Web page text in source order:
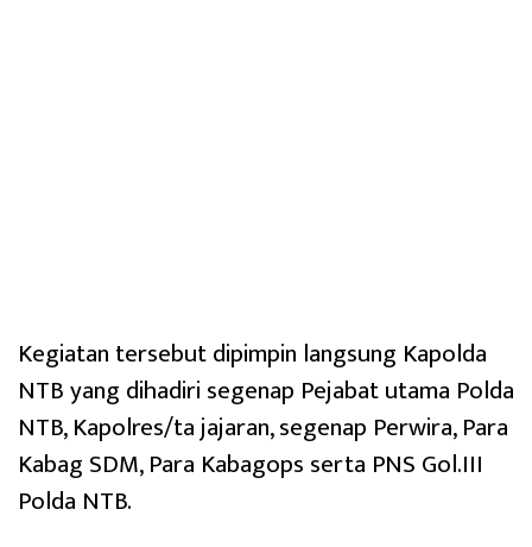
Kegiatan tersebut dipimpin langsung Kapolda
NTB yang dihadiri segenap Pejabat utama Polda
NTB, Kapolres/ta jajaran, segenap Perwira, Para
Kabag SDM, Para Kabagops serta PNS Gol.III
Polda NTB.